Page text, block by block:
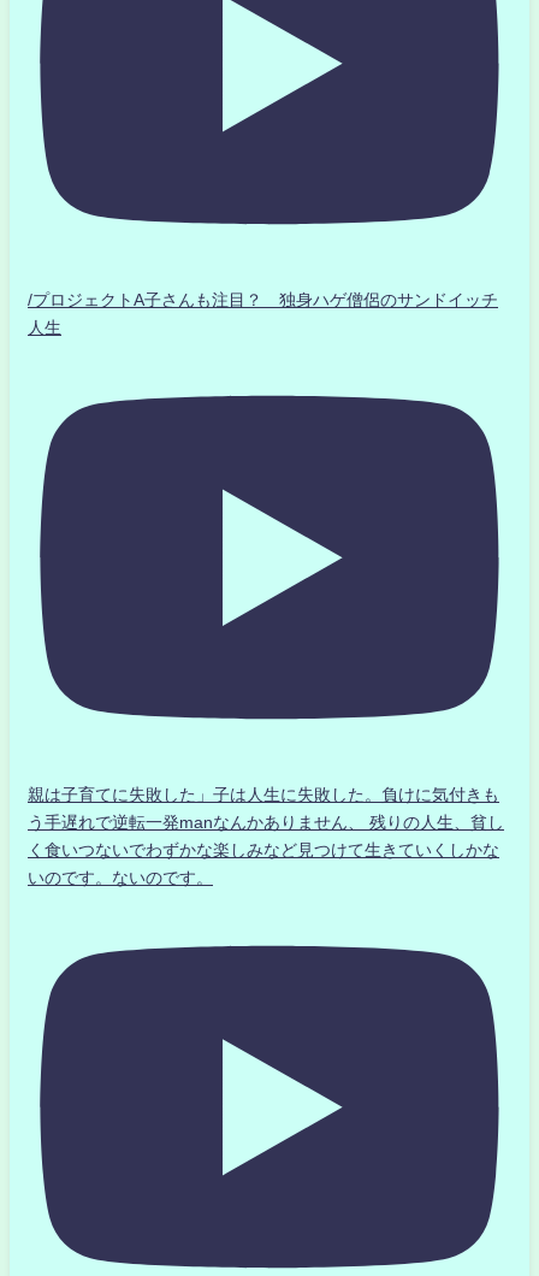
/プロジェクトA子さんも注目？ 独身ハゲ僧侶のサンドイッチ
人生
親は子育てに失敗した」子は人生に失敗した。負けに気付きも
う手遅れで逆転一発manなんかありません、 残りの人生、貧し
く食いつないでわずかな楽しみなど見つけて生きていくしかな
いのです。ないのです。